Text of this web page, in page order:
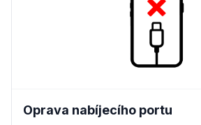
Oprava nabíjecího portu